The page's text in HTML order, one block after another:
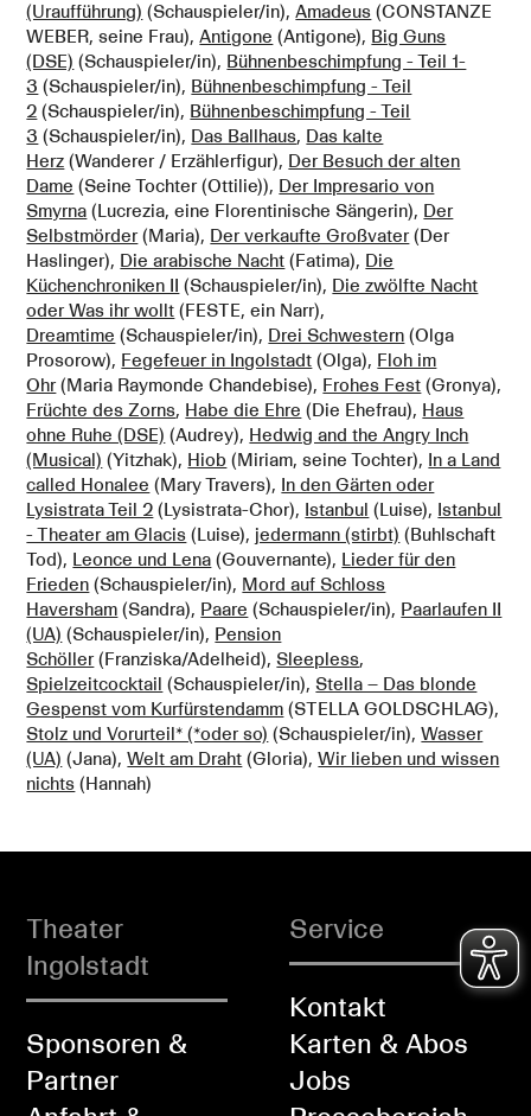
(Uraufführung) (Schauspieler/in),Amadeus (CONSTANZE
WEBER, seine Frau),Antigone (Antigone), Big Guns
(DSE) (Schauspieler/in), Bühnenbeschimpfung - Teil 1-
3 (Schauspieler/in), Bühnenbeschimpfung - Teil
2 (Schauspieler/in), Bühnenbeschimpfung - Teil
3 (Schauspieler/in), Das Ballhaus, Das kalte
Herz (Wanderer / Erzählerfigur), Der Besuch der alten
Dame (Seine Tochter (Ottilie)), Der Impresario von
Smyrna (Lucrezia, eine Florentinische Sängerin), Der
Selbstmörder(Maria), Der verkaufte Großvater(Der
Haslinger), Die arabische Nacht (Fatima), Die
Küchenchroniken II
(Schauspieler/in), Die zwölfte Nacht
oder Was ihr wollt (FESTE, ein Narr),
Dreamtime (Schauspieler/in), Drei Schwestern (Olga
Prosorow), Fegefeuer in Ingolstadt (Olga), Floh im
Ohr(Maria Raymonde Chandebise), Frohes Fest (Gronya),
Früchte des Zorns, Habe die Ehre (Die Ehefrau), Haus
ohne Ruhe (DSE) (Audrey), Hedwig and the Angry Inch
(Musical) (Yitzhak), Hiob (Miriam, seine Tochter), In a Land
called Honalee (Mary Travers), In den Gärten oder
Lysistrata Teil 2 (Lysistrata-Chor), Istanbul (Luise), Istanbul
- Theater am Glacis (Luise), jedermann (stirbt) (Buhlschaft
Tod), Leonce und Lena (Gouvernante), Lieder für den
Frieden (Schauspieler/in), Mord auf Schloss
Haversham (Sandra), Paare (Schauspieler/in), Paarlaufen II
(UA) (Schauspieler/in), Pension
Schöller(Franziska/Adelheid),Sleepless,
Spielzeitcocktail (Schauspieler/in),Stella – Das blonde
Gespenst vom Kurfürstendamm (STELLA GOLDSCHLAG),
Stolz und Vorurteil* (*oder so) (Schauspieler/in),Wasser
(UA) (Jana),Welt am Draht (Gloria),Wir lieben und wissen
nichts (Hannah)
Theater
Ingolstadt
Sponsoren &
Partner
Service
Kontakt
Karten & Abos
Jobs